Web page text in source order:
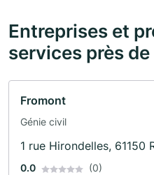
Entreprises et
services près
Fromont
Génie civil
1 rue Hirondelles, 61150
0.0 (0)